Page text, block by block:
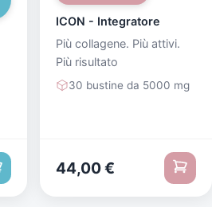
ICON - Integratore
Più collagene. Più attivi.
Più risultato
30 bustine da 5000 mg
44,00€